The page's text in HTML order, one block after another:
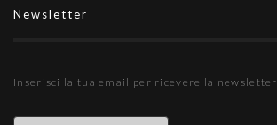
Newsletter
Inserisci la tua email per ricevere la newsletter